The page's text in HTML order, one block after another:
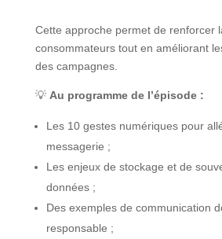
Cette approche permet de renforcer
consommateurs tout en améliorant
des campagnes.
💡 Au programme de l’épisode :
Les 10 gestes numériques pour
messagerie ;
Les enjeux de stockage et de
données ;
Des exemples de communication
responsable ;